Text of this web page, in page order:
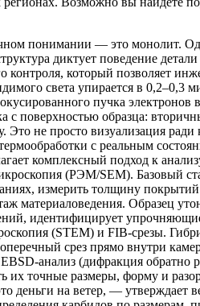
понимании — это монолит.
диктует поведение
который позволяет
света упирается в 0,2–0,3
пучка
с поверхностью образца:
не просто визуализация
с реальным
комплексный подход к
(РЭМ/SEM). Базовый
измерить толщину
Образец
идентифицирует
(STEM) и FIB-срезы.
срез прямо внутри
анализ (дифракция обратно
их точные размеры, форму и
деньги на ветер, — утверждает